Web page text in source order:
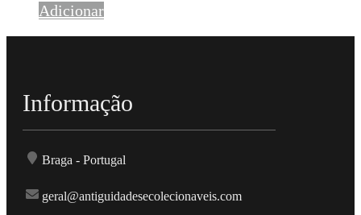
Adicionar
Informação
Braga - Portugal
geral@antiguidadesecolecionaveis.com